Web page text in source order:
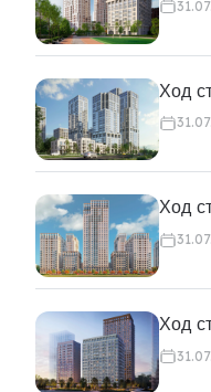
Ход
Ход
Ход